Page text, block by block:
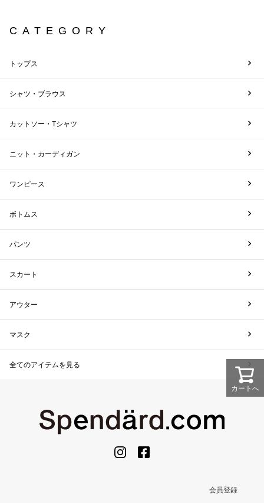
カートへ
CATEGORY
トップス
シャツ・ブラウス
カットソー・Tシャツ
ニット・カーディガン
ワンピース
ボトムス
パンツ
スカート
アウター
マスク
全てのアイテムを見る
会員登録